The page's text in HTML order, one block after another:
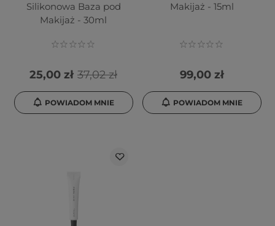
Silikonowa Baza pod
Makijaż - 30ml
37,02 zł
25,00 zł
POWIADOM MNIE
Makijaż - 15ml
99,00 zł
POWIADOM MNIE